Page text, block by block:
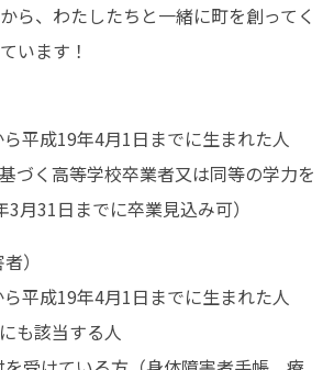
ら、わたしたちと一緒に町を創ってく
います！
平成19年4月1日までに生まれた人
づく高等学校卒業者又は同等の学力を
月31日までに卒業見込み可）
）
平成19年4月1日までに生まれた人
も該当する人